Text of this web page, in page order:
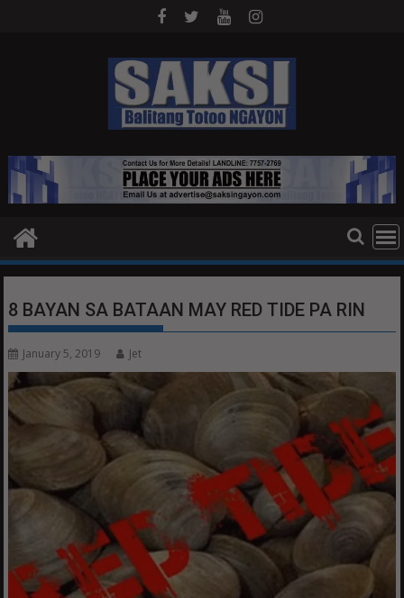
8 BAYAN SA BATAAN MAY RED TIDE PA RIN
January 5, 2019 Jet